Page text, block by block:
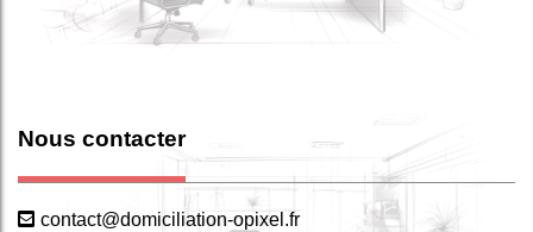
Nous contacter
contact@domiciliation-opixel.fr